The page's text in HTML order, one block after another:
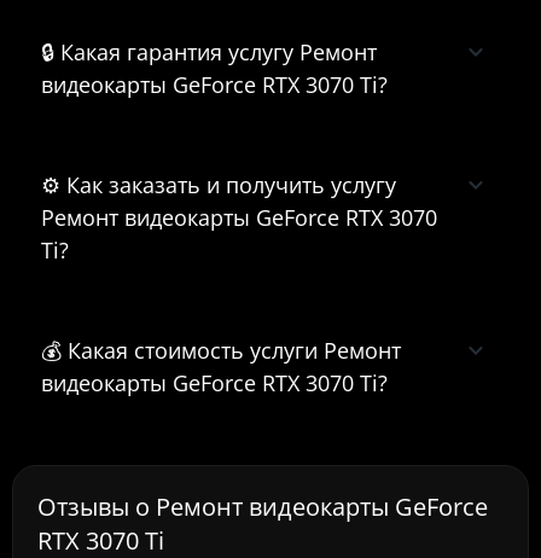
🔒 Какая гарантия услугу Ремонт
видеокарты GeForce RTX 3070 Ti?
⚙️ Как заказать и получить услугу
Ремонт видеокарты GeForce RTX 3070
Ti?
💰 Какая стоимость услуги Ремонт
видеокарты GeForce RTX 3070 Ti?
Отзывы о Ремонт видеокарты GeForce
RTX 3070 Ti